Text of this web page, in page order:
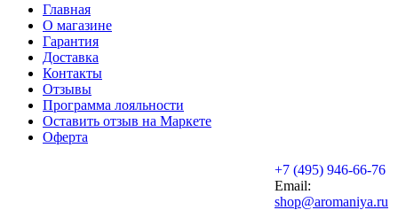
Главная
О магазине
Гарантия
Доставка
Контакты
Отзывы
Программа лояльности
Оставить отзыв на Маркете
Оферта
+7 (495) 946-66-76
Email:
shop@aromaniya.ru